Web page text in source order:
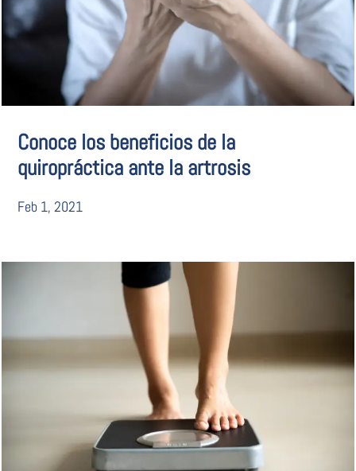
Conoce los beneficios de la
quiropráctica ante la artrosis
Feb 1, 2021